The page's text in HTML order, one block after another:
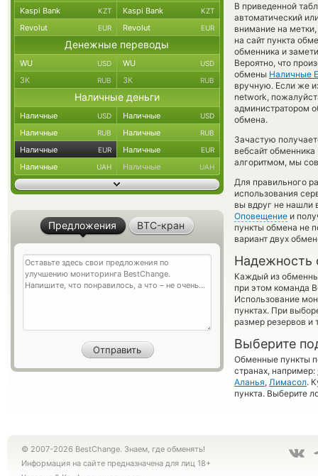
В приведенной
автоматический
внимание на
на сайт пункта
обменника и
Вероятно, что
обмены Наличные
вручную. Если же
network,
администратором
обмена.
Зачастую
вебсайт
алгоритмом, мы
Для правильного
использования
вы вдруг не нашли
Оповещение и
пункты обмена не
вариант двух
Надежность
Каждый из
при этом команда
Использование
пунктах. При
размер резервов и
Выберите
Обменные пункты
странах, например:
Аланья, Лимасол.
пункта. Выберите
Kaspi Bank KZT Kaspi Bank KZT
Revolut EUR Revolut EUR
Денежные переводы
WU USD WU USD
ЗК RUB ЗК RUB
Наличные деньги
Наличные USD Наличные USD
Наличные RUB Наличные RUB
Наличные EUR Наличные EUR
Наличные UAH Наличные UAH
Предложения BTC-кран
© 2007-2026 BestChange. Знаем, где обменять!
Информация на сайте предназначена для лиц 18+